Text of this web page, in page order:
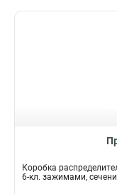
Коробка
6-кл. зажимами,